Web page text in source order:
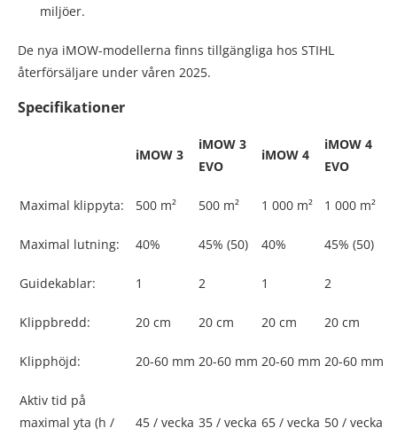
miljöer.
De nya iMOW-modellerna finns tillgängliga hos STIHL
återförsäljare under våren 2025.
Specifikationer
iMOW 3
iMOW 3
EVO
iMOW 4
iMOW 4
EVO
Maximal klippyta: 500 m² 500 m² 1 000 m² 1 000 m²
Maximal lutning: 40% 45% (50) 40% 45% (50)
Guidekablar: 1 2 1 2
Klippbredd: 20 cm 20 cm 20 cm 20 cm
Klipphöjd: 20-60 mm 20-60 mm 20-60 mm 20-60 mm
Aktiv tid på
maximal yta (h /
45 / vecka 35 / vecka 65 / vecka 50 / vecka